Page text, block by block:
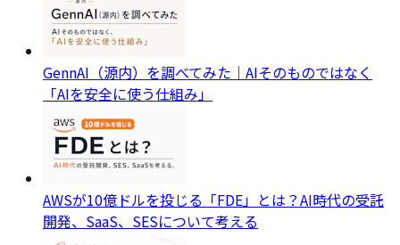
GennAI（源内）を調べてみた｜AIそのものではなく
「AIを安全に使う仕組み」
AWSが10億ドルを投じる「FDE」とは？AI時代の受託
開発、SaaS、SESについて考える